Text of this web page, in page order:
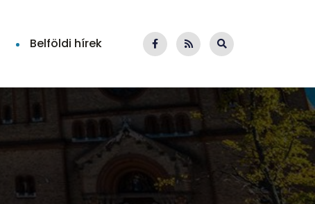
Belföldi hírek